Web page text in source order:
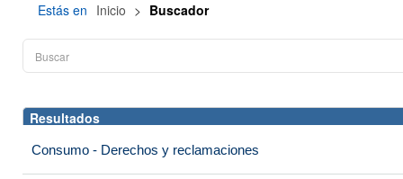
Estás en Inicio > Buscador
Resultados
Consumo - Derechos y reclamaciones